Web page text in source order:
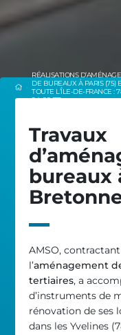
RÉALISATIONS
DE BUREAUX À PARIS (75)
TOUTE L’ÎLE-DE-FRANCE :
94, 95, 77
Travaux
bureaux
AMSO,
l’aménagement
tertiaires, a
d’instruments de
rénovation de ses
dans les Yvelines